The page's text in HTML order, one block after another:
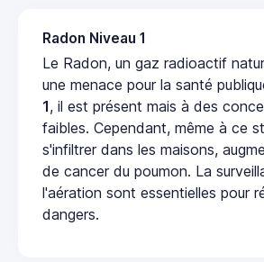
Radon Niveau 1
Le Radon, un gaz radioactif
une menace pour la santé
1, il est présent mais à des
faibles. Cependant, même à ce
s'infiltrer dans les maisons,
de cancer du poumon. La
l'aération sont essentielles pour
dangers.